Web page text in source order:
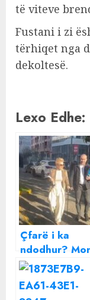
të viteve
Fustani i zi
tërhiqet nga
dekoltesë.
Lexo Edhe:
Çfarë i ka
ndodhur?
Kryemadhi
me bastun në
Apelin e GJKKO